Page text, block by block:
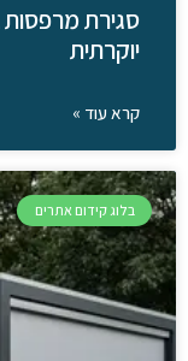
סגירת
יוקרתית
קרא עוד »
בלוג קידום אתרים